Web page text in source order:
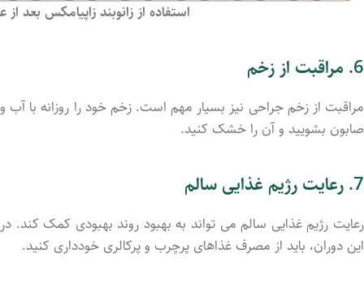
استفاده از زانوبند زاپیامکس بعد
6. مراقبت از زخم
مراقبت از زخم جراحی نیز بسیار مهم است. زخم خود را روزانه با آب و
صابون بشویید و آن را خشک کنید.
7. رعایت رژیم غذایی سالم
رعایت رژیم غذایی سالم می ‌تواند به بهبود روند بهبودی کمک کند. در
این دوران، باید از مصرف غذاهای پرچرب و پرکالری خودداری کنید.